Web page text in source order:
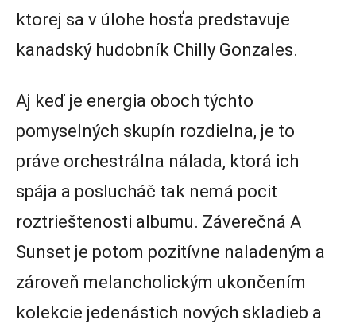
ktorej sa v úlohe hosťa predstavuje
kanadský hudobník Chilly Gonzales.
Aj keď je energia oboch týchto
pomyselných skupín rozdielna, je to
práve orchestrálna nálada, ktorá ich
spája a poslucháč tak nemá pocit
roztrieštenosti albumu. Záverečná A
Sunset je potom pozitívne naladeným a
zároveň melancholickým ukončením
kolekcie jedenástich nových skladieb a